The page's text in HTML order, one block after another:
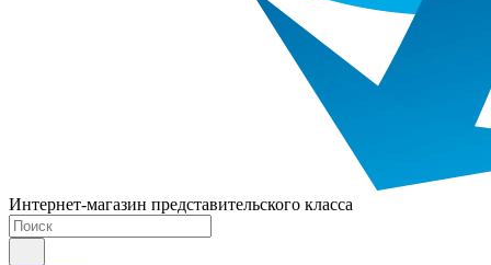
Интернет-магазин представительского класса